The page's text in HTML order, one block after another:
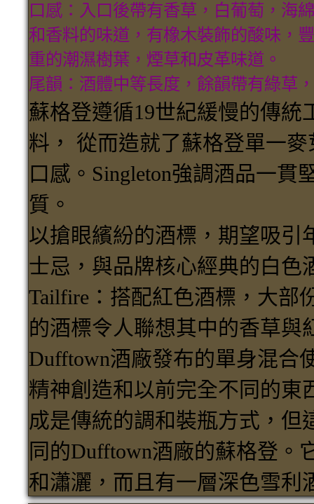
口感：入口後帶有香草，白葡萄，海
和香料的味道，有橡木裝飾的酸味，
重的潮濕樹葉，煙草和皮革味道。
尾韻：酒體中等長度，餘韻帶有綠草
蘇格登遵循19世紀緩慢的傳統
料， 從而造就了蘇格登單一
口感。Singleton強調酒品一貫
質。
以搶眼繽紛的酒標，期望吸引
士忌，與品牌核心經典的白色
Tailfire：搭配紅色酒標，大部
的酒標令人聯想其中的香草與
Dufftown酒廠發布的單身混合
精神創造和以前完全不同的東
成是傳統的調和裝瓶方式，但
同的Dufftown酒廠的蘇格登。
和瀟灑，而且有一層深色雪利